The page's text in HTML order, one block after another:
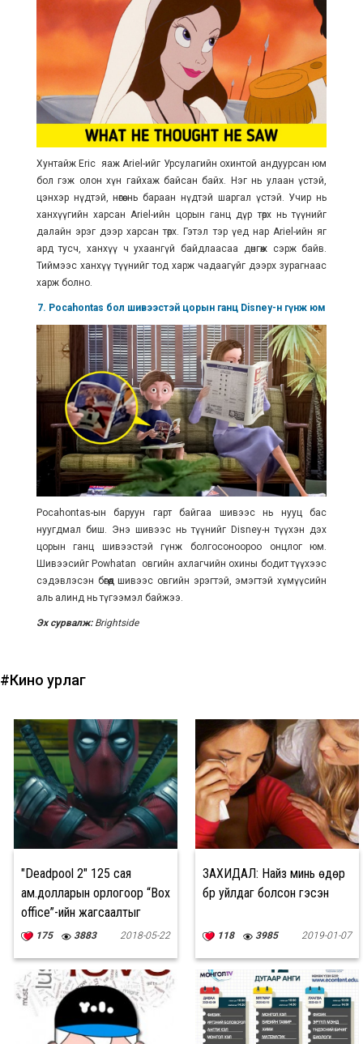
Хунтайж Eric яаж Ariel-ийг Урсулагийн охинтой андуурсан юм
бол гэж олон хүн гайхаж байсан байх. Нэг нь улаан үстэй,
цэнхэр нүдтэй, нөгөө нь бараан нүдтэй шаргал үстэй. Учир нь
ханхүүгийн харсан Ariel-ийн цорын ганц дүр төрх нь түүнийг
далайн эрэг дээр харсан төрх. Гэтэл тэр үед нар Ariel-ийн яг
ард тусч, ханхүү ч ухаангүй байдлаасаа дөнгөж сэрж байв.
Тиймээс ханхүү түүнийг тод харж чадаагүйг дээрх зурагнаас
харж болно.
7. Pocahontas бол шивээстэй цорын ганц Disney-н гүнж юм
Pocahontas-ын баруун гарт байгаа шивээс нь нууц бас
нуугдмал биш. Энэ шивээс нь түүнийг Disney-н түүхэн дэх
цорын ганц шивээстэй гүнж болгосоноороо онцлог юм.
Шивээсийг Powhatan овгийн ахлагчийн охины бодит түүхээс
сэдэвлэсэн бөгөөд шивээс овгийн эрэгтэй, эмэгтэй хүмүүсийн
аль алинд нь түгээмэл байжээ.
Эх сурвалж: Brightside
#Кино урлаг
"Deadpool 2" 125 сая
ам.долларын орлогоор “Box
office”-ийн жагсаалтыг
тэргүүлэв
175 3883 2018-05-22
ЗАХИДАЛ: Найз минь өдөр
бүр уйлдаг болсон гэсэн
118 3985 2019-01-07